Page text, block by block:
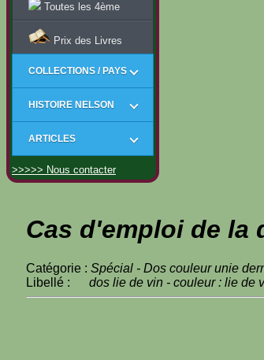
Toutes les 4ème
Prix des Livres
COLLECTIONS / PAYS
HISTOIRE NELSON
ARTICLES
>>>>> Nous contacter
Cas d'emploi de la
Catégorie : Spécial - Dos couleur unie
Libellé : dos lie de vin - couleur : lie de v